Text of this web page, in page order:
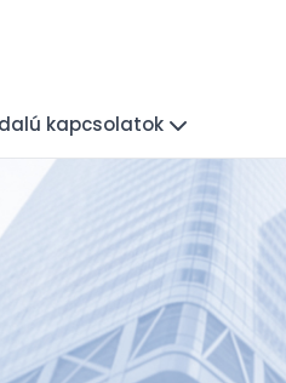
kapcsolatok